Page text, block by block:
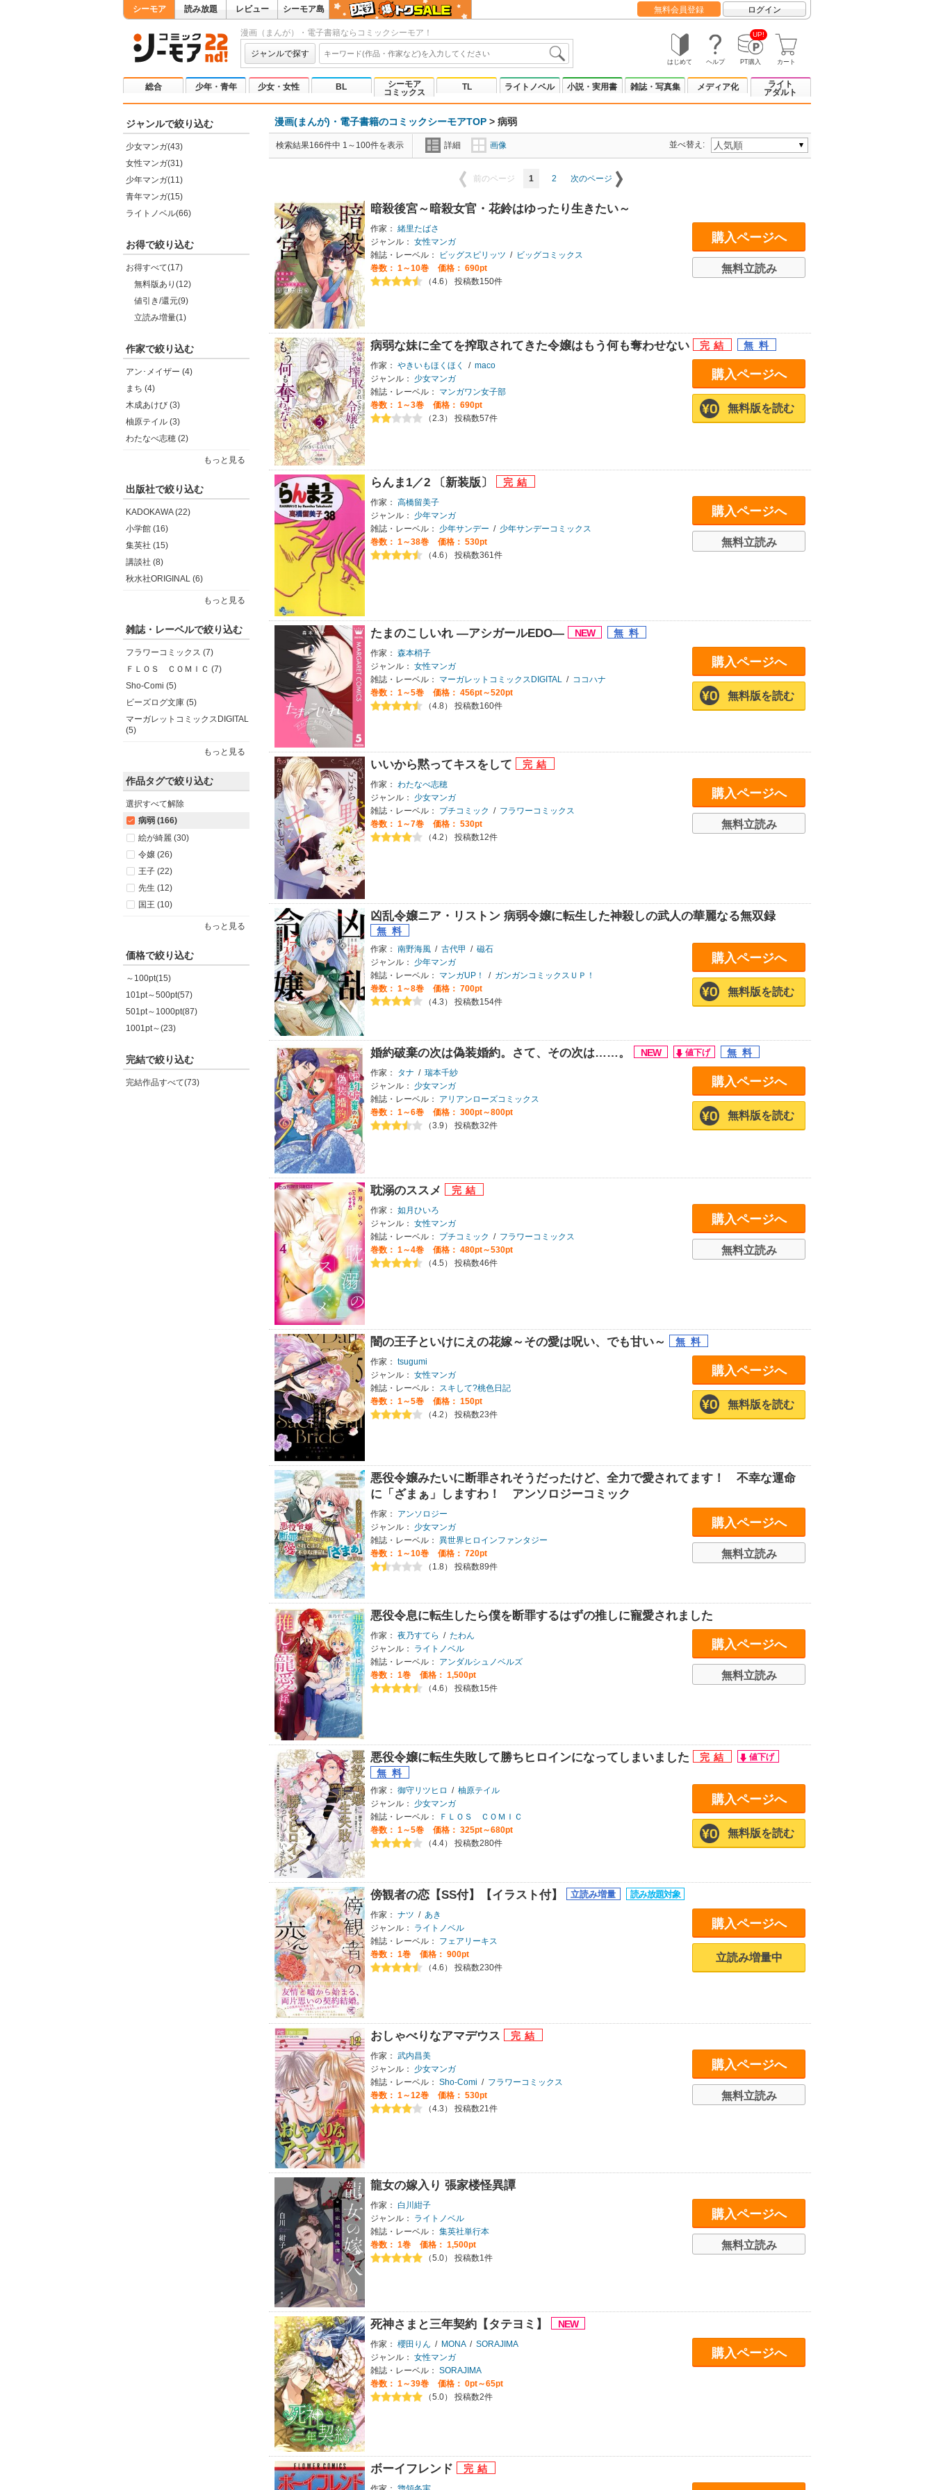
シーモア 読み放題 レビュー シーモア島 無料会員登録 ログイン
漫画（まんが）・電子書籍ならコミックシーモア！
ジャンルで探す
はじめて ヘルプ
UP!
PT購入 カート
総合 少年・青年 少女・女性 BL
シーモア
コミックス
TL ライトノベル 小説・実用書 雑誌・写真集 メディア化
ライト
アダルト
ジャンルで絞り込む
少女マンガ(43)
女性マンガ(31)
少年マンガ(11)
青年マンガ(15)
ライトノベル(66)
お得で絞り込む
お得すべて(17)
無料版あり(12)
値引き/還元(9)
立読み増量(1)
作家で絞り込む
アン･メイザー (4)
まち (4)
木成あけび (3)
柚原テイル (3)
わたなべ志穂 (2)
もっと見る
出版社で絞り込む
KADOKAWA (22)
小学館 (16)
集英社 (15)
講談社 (8)
秋水社ORIGINAL (6)
もっと見る
雑誌・レーベルで絞り込む
フラワーコミックス (7)
ＦＬＯＳ ＣＯＭＩＣ (7)
Sho-Comi (5)
ビーズログ文庫 (5)
マーガレットコミックスDIGITAL
(5)
もっと見る
作品タグで絞り込む
選択すべて解除
病弱 (166)
絵が綺麗 (30)
令嬢 (26)
王子 (22)
先生 (12)
国王 (10)
もっと見る
価格で絞り込む
～100pt(15)
101pt～500pt(57)
501pt～1000pt(87)
1001pt～(23)
完結で絞り込む
完結作品すべて(73)
漫画(まんが)・電子書籍のコミックシーモアTOP > 病弱
検索結果166件中 1～100件を表示 詳細 画像 並べ替え:
前のページ 1 2 次のページ
暗殺後宮～暗殺女官・花鈴はゆったり生きたい～
作家： 緒里たばさ
ジャンル： 女性マンガ
雑誌・レーベル：
ビッグスピリッツ /
ビッグコミックス
巻数： 1～10巻
価格： 690pt
（4.6） 投稿数150件
購入ページへ
無料立読み
病弱な妹に全てを搾取されてきた令嬢はもう何も奪わせない
作家： やきいもほくほく / maco
ジャンル：
少女マンガ
雑誌・レーベル：
マンガワン女子部
巻数： 1～3巻
価格： 690pt
（2.3） 投稿数57件
購入ページへ
無料版を読む
らんま1／2 〔新装版〕
作家： 高橋留美子
ジャンル：
少年マンガ
雑誌・レーベル：
少年サンデー / 少年サンデーコミックス
巻数： 1～38巻
価格： 530pt
（4.6） 投稿数361件
購入ページへ
無料立読み
たまのこしいれ ―アシガールEDO―
作家： 森本梢子
ジャンル： 女性マンガ
雑誌・レーベル：
マーガレットコミックスDIGITAL / ココハナ
巻数： 1～5巻
価格： 456pt～520pt
（4.8） 投稿数160件
購入ページへ
無料版を読む
いいから黙ってキスをして
作家： わたなべ志穂
ジャンル：
少女マンガ
雑誌・レーベル：
プチコミック / フラワーコミックス
巻数： 1～7巻
価格： 530pt
（4.2） 投稿数12件
購入ページへ
無料立読み
凶乱令嬢ニア・リストン 病弱令嬢に転生した神殺しの武人の華麗なる無双録
作家： 南野海風 / 古代甲 / 磁石
ジャンル：
少年マンガ
雑誌・レーベル：
マンガUP！ / ガンガンコミックスＵＰ！
巻数： 1～8巻
価格： 700pt
（4.3） 投稿数154件
購入ページへ
無料版を読む
婚約破棄の次は偽装婚約。さて、その次は……。
作家： タナ / 瑞本千紗
ジャンル：
少女マンガ
雑誌・レーベル：
アリアンローズコミックス
巻数： 1～6巻
価格： 300pt～800pt
（3.9） 投稿数32件
購入ページへ
無料版を読む
耽溺のススメ
作家： 如月ひいろ
ジャンル： 女性マンガ
雑誌・レーベル：
プチコミック / フラワーコミックス
巻数： 1～4巻
価格： 480pt～530pt
（4.5） 投稿数46件
購入ページへ
無料立読み
闇の王子といけにえの花嫁～その愛は呪い、でも甘い～
作家： tsugumi
ジャンル： 女性マンガ
雑誌・レーベル：
スキして?桃色日記
巻数： 1～5巻
価格： 150pt
（4.2） 投稿数23件
購入ページへ
無料版を読む
悪役令嬢みたいに断罪されそうだったけど、全力で愛されてます！ 不幸な運命
に「ざまぁ」しますわ！ アンソロジーコミック
作家：
アンソロジー
ジャンル：
少女マンガ
雑誌・レーベル： 異世界ヒロインファンタジー
巻数： 1～10巻
価格： 720pt
（1.8） 投稿数89件
購入ページへ
無料立読み
悪役令息に転生したら僕を断罪するはずの推しに寵愛されました
作家： 夜乃すてら / たわん
ジャンル：
ライトノベル
雑誌・レーベル：
アンダルシュノベルズ
巻数： 1巻
価格： 1,500pt
（4.6） 投稿数15件
購入ページへ
無料立読み
悪役令嬢に転生失敗して勝ちヒロインになってしまいました
作家： 御守リツヒロ / 柚原テイル
ジャンル：
少女マンガ
雑誌・レーベル：
ＦＬＯＳ ＣＯＭＩＣ
巻数： 1～5巻
価格： 325pt～680pt
（4.4） 投稿数280件
購入ページへ
無料版を読む
傍観者の恋【SS付】【イラスト付】
作家： ナツ / あき
ジャンル：
ライトノベル
雑誌・レーベル：
フェアリーキス
巻数： 1巻
価格： 900pt
（4.6） 投稿数230件
購入ページへ
立読み増量中
おしゃべりなアマデウス
作家： 武内昌美
ジャンル：
少女マンガ
雑誌・レーベル： Sho-Comi / フラワーコミックス
巻数： 1～12巻
価格： 530pt
（4.3） 投稿数21件
購入ページへ
無料立読み
龍女の嫁入り 張家楼怪異譚
作家： 白川紺子
ジャンル：
ライトノベル
雑誌・レーベル： 集英社単行本
巻数： 1巻
価格： 1,500pt
（5.0） 投稿数1件
購入ページへ
無料立読み
死神さまと三年契約【タテヨミ】
作家： 櫻田りん / MONA / SORAJIMA
ジャンル： 女性マンガ
雑誌・レーベル： SORAJIMA
巻数： 1～39巻
価格： 0pt～65pt
（5.0） 投稿数2件
購入ページへ
ボーイフレンド